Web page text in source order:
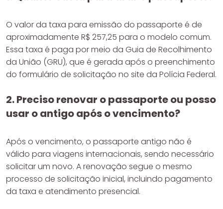
O valor da taxa para emissão do passaporte é de
aproximadamente R$ 257,25 para o modelo comum.
Essa taxa é paga por meio da Guia de Recolhimento
da União (GRU), que é gerada após o preenchimento
do formulário de solicitação no site da Polícia Federal.
2. Preciso renovar o passaporte ou posso
usar o antigo após o vencimento?
Após o vencimento, o passaporte antigo não é
válido para viagens internacionais, sendo necessário
solicitar um novo. A renovação segue o mesmo
processo de solicitação inicial, incluindo pagamento
da taxa e atendimento presencial.